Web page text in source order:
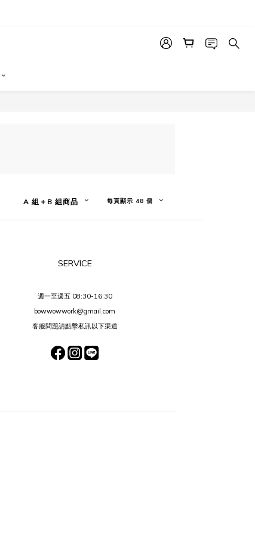
A 組＋B 組商品 每頁顯示 48 個
SERVICE
週一至週五 08:30-16:30
bowwowwork@gmail.com
客服問題請點擊私訊以下渠道